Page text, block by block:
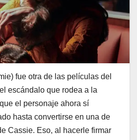
fue otra de las películas del
escándalo que rodea a la
el personaje ahora sí
hasta convertirse en una de
Cassie. Eso, al hacerle firmar